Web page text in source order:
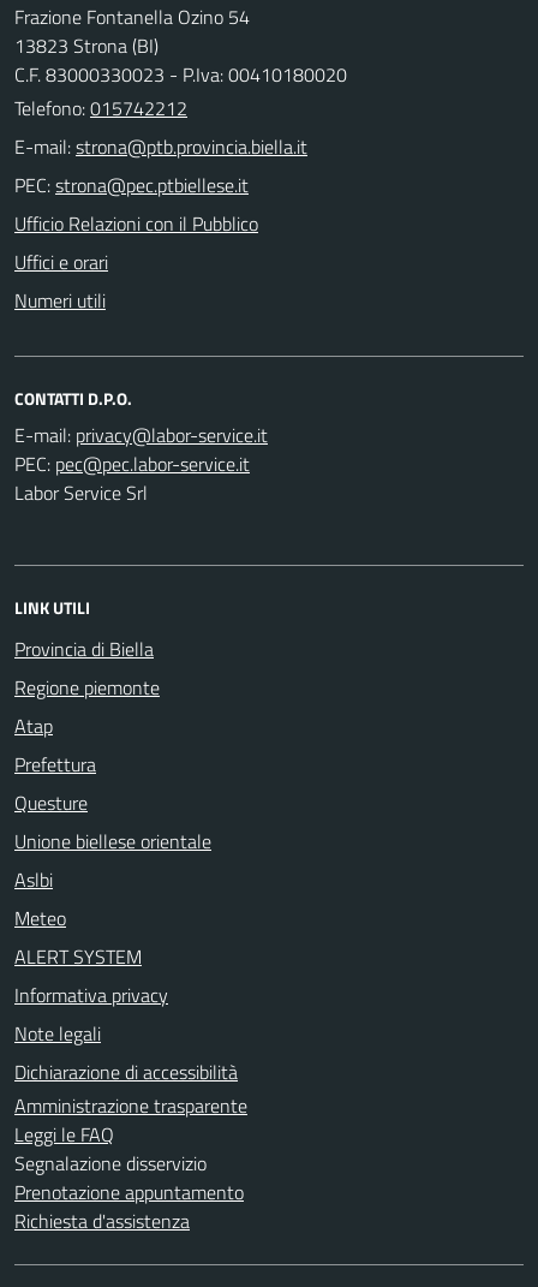
Frazione Fontanella Ozino 54
13823 Strona (BI)
C.F. 83000330023 - P.Iva: 00410180020
Telefono:015742212
E-mail:
PEC:
Ufficio Relazioni con il Pubblico
Uffici e orari
Numeri utili
CONTATTI D.P.O.
E-mail:
PEC:
Labor Service Srl
LINK UTILI
Provincia di Biella
Regione piemonte
Atap
Prefettura
Questure
Unione biellese orientale
Aslbi
Meteo
ALERT SYSTEM
Informativa privacy
Note legali
Dichiarazione di accessibilità
Amministrazione trasparente
Leggi le FAQ
Segnalazione disservizio
Prenotazione appuntamento
Richiesta d'assistenza